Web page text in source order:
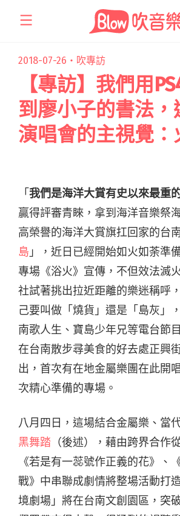
2018-07-26・ 吹專訪
【專訪】我們用
到廖小子的書法，
演唱會的主視覺：
「 我們是海洋大賞有史以來最重
贏得評審青睞，拿到海洋音樂祭
高榮譽的海洋大賞旗扛回家的台
島 」，近日已經開始如火如荼準
專場《浴火》宣傳，不但效法滅
社試著挑出拉近距離的樂迷稱呼
己要叫做「燒貨」還是「島灰」
南歌人生、寶島少年兄等電台節
在台南散步尋美食的好去處正興
出，首次有在地金屬樂團在此開
次精心準備的專場。
八月四日，這場結合金屬樂、當
黑舞踏 （後述），藉由跨界合作
《若是有一蕊號作正義的花》、
戰》中串聯成劇情將整場活動打
境劇場」將在台南文創園區，突